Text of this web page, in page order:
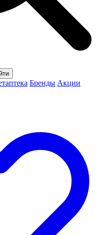
Бренды Акции